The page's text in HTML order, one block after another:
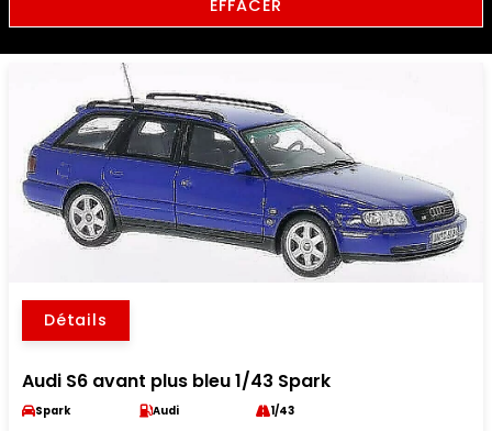
EFFACER
Détails
Audi S6 avant plus bleu 1/43 Spark
Spark Audi 1/43